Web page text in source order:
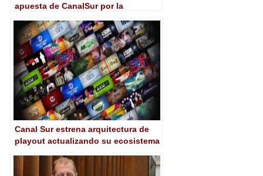
apuesta de CanalSur por la
Canal Sur estrena arquitectura de
playout actualizando su ecosistema